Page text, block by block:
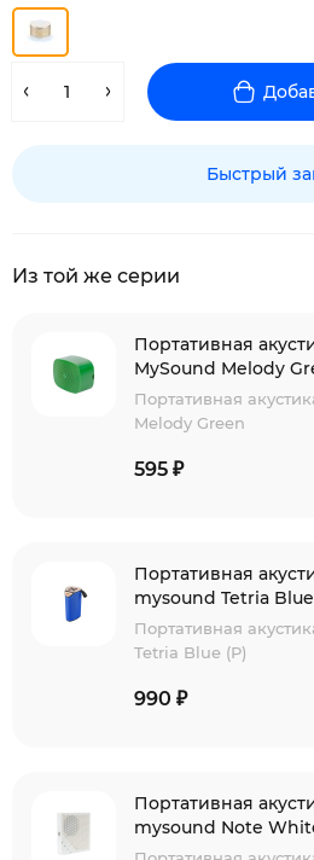
Быстрый
Из той же серии
Портативная
MySound Melody
Портативная
Melody Green
595 ₽
Портативная
mysound Tetria
Портативная
Tetria Blue (Р)
990 ₽
Портативная
mysound Note